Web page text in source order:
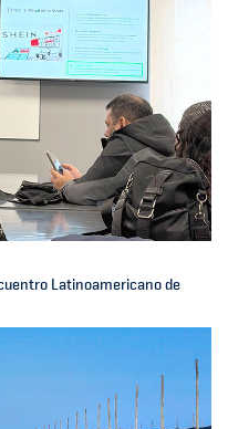
Latinoamericano de